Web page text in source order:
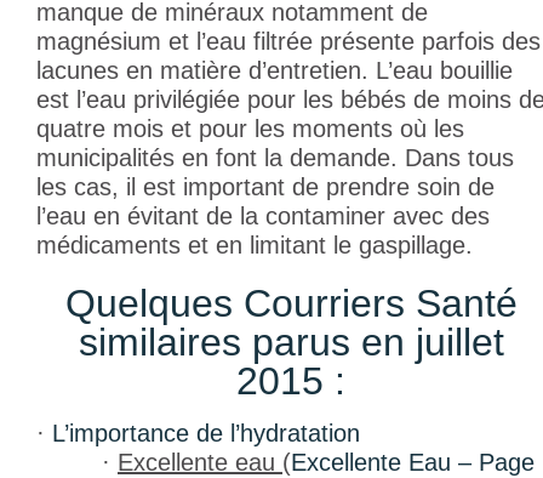
manque de minéraux notamment de
magnésium et l’eau filtrée présente parfois des
lacunes en matière d’entretien. L’eau bouillie
est l’eau privilégiée pour les bébés de moins
quatre mois et pour les moments où les
municipalités en font la demande. Dans tous
les cas, il est important de prendre soin de
l’eau en évitant de la contaminer avec des
médicaments et en limitant le gaspillage.
Quelques Courriers Santé
similaires parus en juillet
2015 :
· L’importance de l’hydratation
· Excellente eau (Excellente Eau – Page